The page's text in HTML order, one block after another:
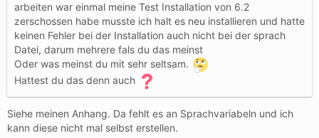
arbeiten war einmal meine Test Installation von 6.2
zerschossen habe musste ich halt es neu installieren und hatte
keinen Fehler bei der Installation auch nicht bei der sprach
Datei, darum mehrere fals du das meinst
Oder was meinst du mit sehr seltsam.
Hattest du das denn auch
Siehe meinen Anhang. Da fehlt es an Sprachvariabeln und ich
kann diese nicht mal selbst erstellen.